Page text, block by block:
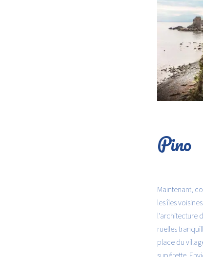
Pino
Maintenant,
les îles voisines.
l’architecture
ruelles
place du
supérette.